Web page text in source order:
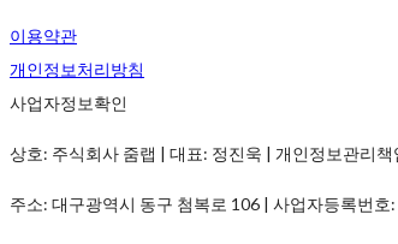
이용약관
개인정보처리방침
사업자정보확인
상호: 주식회사 줌랩 | 대표: 정진욱 | 개인정보관리
주소: 대구광역시 동구 첨복로 106 | 사업자등록번호: